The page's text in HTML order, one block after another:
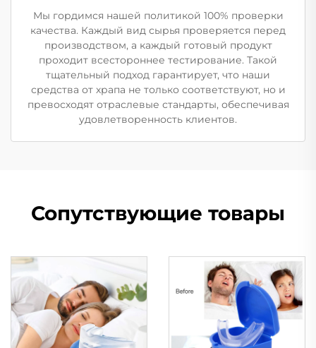
Мы гордимся нашей политикой 100% проверки
качества. Каждый вид сырья проверяется перед
производством, а каждый готовый продукт
проходит всестороннее тестирование. Такой
тщательный подход гарантирует, что наши
средства от храпа не только соответствуют, но и
превосходят отраслевые стандарты, обеспечивая
удовлетворенность клиентов.
Сопутствующие товары